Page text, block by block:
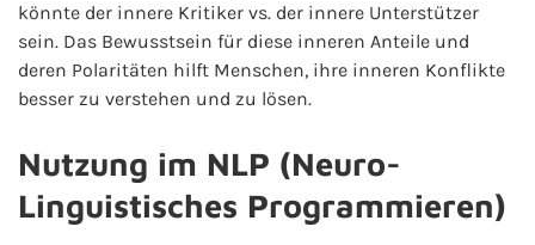
könnte der innere Kritiker vs. der innere Unterstützer
sein. Das Bewusstsein für diese inneren Anteile und
deren Polaritäten hilft Menschen, ihre inneren Konflikte
besser zu verstehen und zu lösen.
Nutzung im NLP (Neuro-
Linguistisches Programmieren)